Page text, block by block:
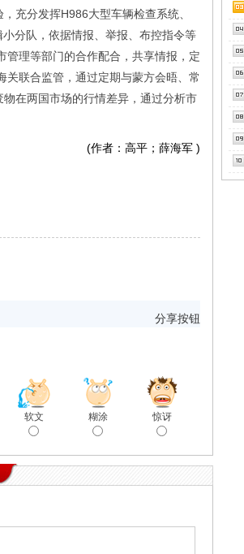
充分发挥H986大型车辆检查系统、
分队，依据情报、举报、布控指令等
管理等部门的合作配合，共享情报，定
联合监管，通过定期与蒙方会晤、常
在两国市场的行情差异，通过分析市
(作者：高平；薛海军 )
分享按钮
软文 糊涂 惊讶